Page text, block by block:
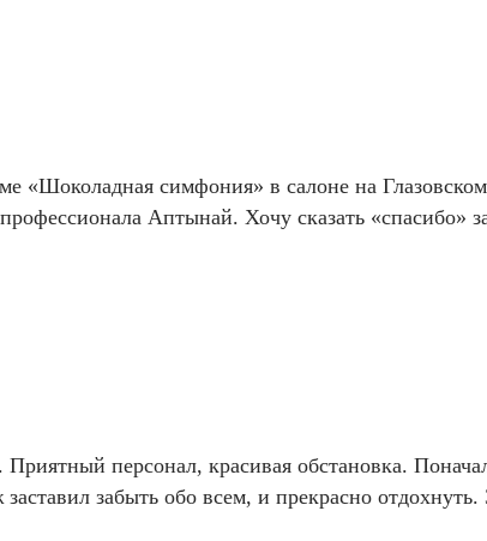
«Шоколадная симфония» в салоне на
Аптынай. Хочу сказать
персонал, красивая обстановка.
забыть обо всем, и прекрасно отдохнуть.